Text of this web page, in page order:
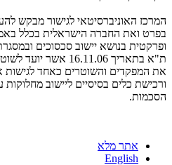
המרכז האוניברסיטאי לגישור מבקש
בפרט ואת החברה הישראלית בכלל
ופרקטית בנושא יישוב סכסוכים
ת"א בתאריך 16.11.06
את המפקדים והשוטרים כאחד לגישות
ורכישת כלים בסיסיים ליישוב מחלוקות
הסכמות.
אתר מלא
English